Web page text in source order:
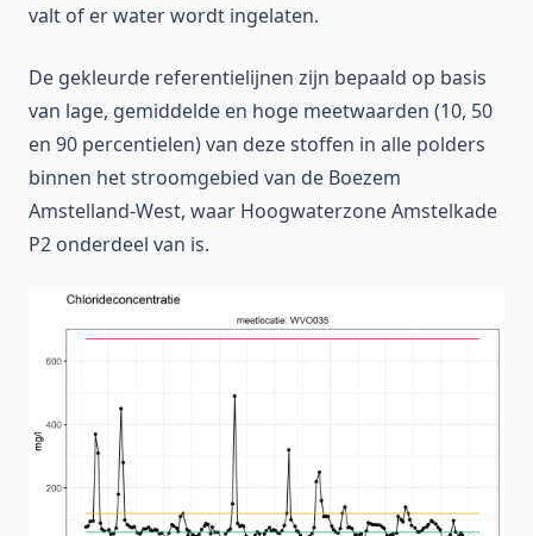
valt of er water wordt ingelaten.
De gekleurde referentielijnen zijn bepaald op basis
van lage, gemiddelde en hoge meetwaarden (10, 50
en 90 percentielen) van deze stoffen in alle polders
binnen het stroomgebied van de Boezem
Amstelland-West, waar Hoogwaterzone Amstelkade
P2 onderdeel van is.